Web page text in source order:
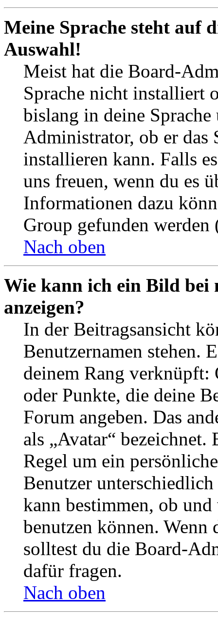
Meine Sprache steht auf
Auswahl!
Meist hat die Board-
Sprache nicht installiert
bislang in deine
Administrator, ob er das
installieren kann. Falls
uns freuen, wenn du es
Informationen dazu
Group gefunden
Nach oben
Wie kann ich ein Bild bei
anzeigen?
In der Beitragsansicht
Benutzernamen stehen.
deinem Rang verknüpft:
oder Punkte, die deine
Forum angeben. Das
als „Avatar“
Regel um ein
Benutzer
kann bestimmen, ob
benutzen können. Wenn
solltest du die Board-
dafür fragen.
Nach oben